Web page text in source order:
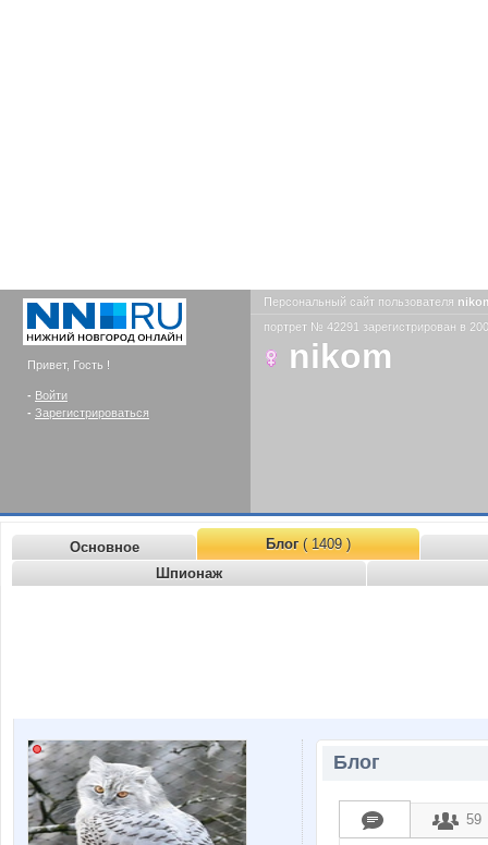
Привет, Гость !
- Войти
- Зарегистрироваться
Персональный сайт пользователя
портрет № 42291 зарегистрирован в
nikom
Основное Блог( 1409 )
Шпионаж
Блог
59